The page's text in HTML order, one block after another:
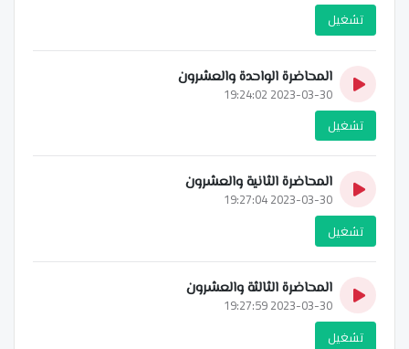
تشغيل
المحاضرة الواحدة والعشرون
2023-03-30 19:24:02
تشغيل
المحاضرة الثانية والعشرون
2023-03-30 19:27:04
تشغيل
المحاضرة الثالثة والعشرون
2023-03-30 19:27:59
تشغيل